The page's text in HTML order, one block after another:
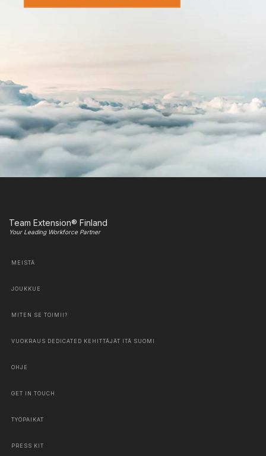
Team Extension® Finland
Your Leading Workforce Partner
MEISTÄ
JOUKKUE
MITEN SE TOIMII?
VUOKRAUS DEDICATED KEHITTÄJÄT ITÄ SUOMI
OHJE
GET IN TOUCH
TYÖPAIKAT
PRESS KIT